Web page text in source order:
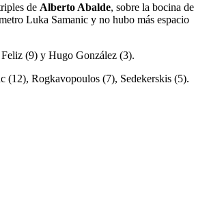
de Alberto Abalde, sobre la bocina de
Luka Samanic y no hubo más espacio
(9) y Hugo González (3).
Rogkavopoulos (7), Sedekerskis (5).